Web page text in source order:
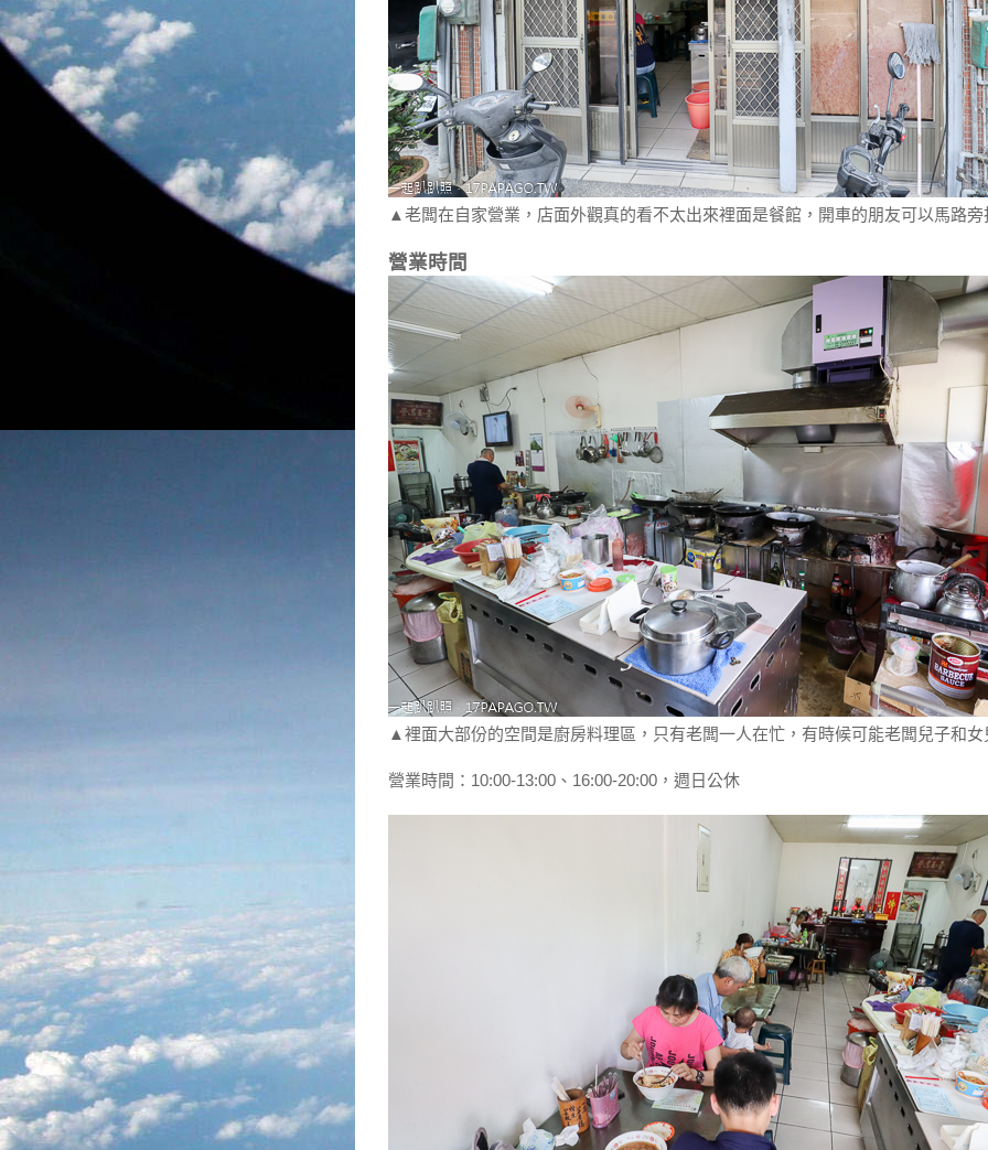
▲老闆在自家營業，店面外觀真的看不太出來裡面是餐館，開車的朋友可以馬路旁
營業時間
▲裡面大部份的空間是廚房料理區，只有老闆一人在忙，有時候可能老闆兒子和女
營業時間：10:00-13:00、16:00-20:00，週日公休